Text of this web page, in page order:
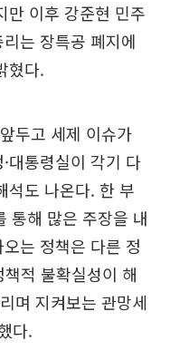
만 이후 강준현 민주
는 장특공 폐지에
혔다.
두고 세제 이슈가
대통령실이 각기 다
석도 나온다. 한 부
통해 많은 주장을 내
는 정책은 다른 정
적 불확실성이 해
며 지켜보는 관망세
다.